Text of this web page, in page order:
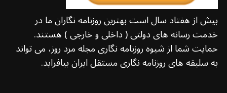
بیش از هفتاد سال است بهترین روزنامه نگاران ما در
خدمت رسانه های دولتی ( داخلی و خارجی ) هستند.
حمایت شما از شیوه روزنامه نگاری مجله مرد روز، می تواند
به سلیقه های روزنامه نگاری مستقل ایران بیافزاید.